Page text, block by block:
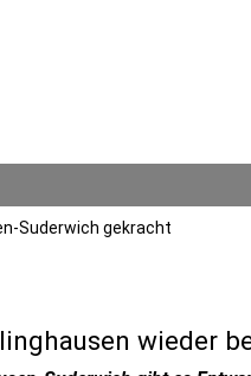
Suderwich gekracht
wieder